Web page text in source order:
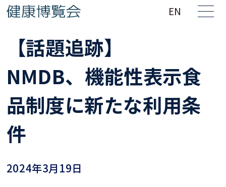
EN
【話題追跡】
NMDB、機能性表示食
品制度に新たな利用条
件
2024年3月19日